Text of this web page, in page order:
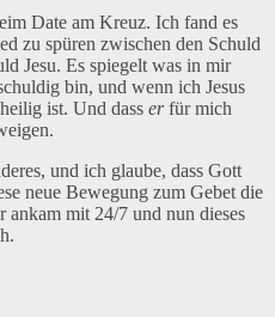
Date am Kreuz. Ich fand es
zu spüren zwischen den Schuld
Jesu. Es spiegelt was in mir
bin, und wenn ich Jesus
ist. Und dass erfür mich
und ich glaube, dass Gott
neue Bewegung zum Gebet die
ankam mit 24/7 und nun dieses